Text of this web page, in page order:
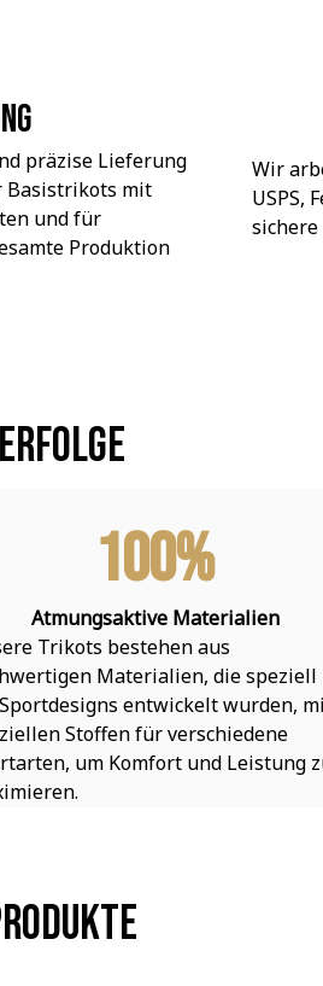
präzise Lieferung
Basistrikots mit
und für
Produktion
Wir
USPS,
100%
Atmungsaktive Materialien
Trikots bestehen aus
Materialien, die speziell
entwickelt wurden,
Stoffen für verschiedene
um Komfort und Leistung